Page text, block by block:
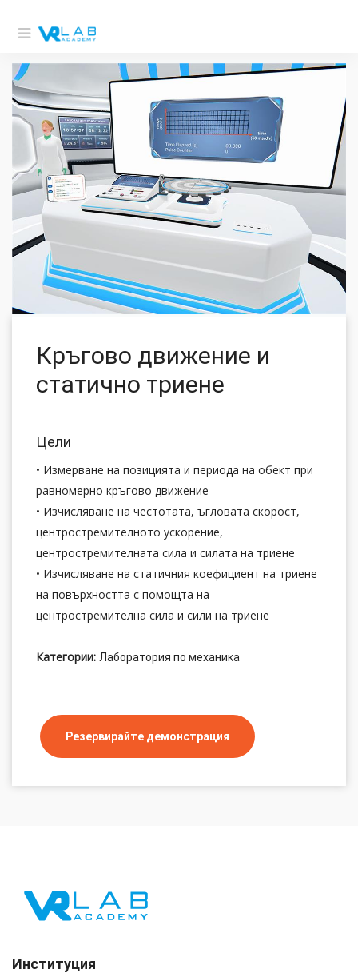
Кръгово движение и
статично триене
Цели
• Измерване на позицията и периода на обект при
равномерно кръгово движение
• Изчисляване на честотата, ъгловата скорост,
центростремителното ускорение,
центростремителната сила и силата на триене
• Изчисляване на статичния коефициент на триене
на повърхността с помощта на
центростремителна сила и сили на триене
Категории: Лаборатория по механика
Резервирайте демонстрация
Институция